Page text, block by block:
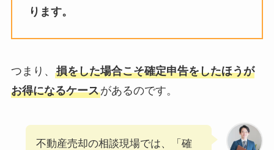
ります。
つまり、 損をした場合こそ確定申告をしたほうが
お得になるケースがあるのです。
不動産売却の相談現場では、「確